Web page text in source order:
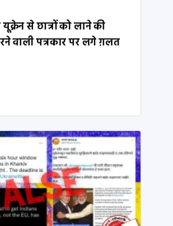
से छात्रों को लाने की
वाली पत्रकार पर लगे ग़लत